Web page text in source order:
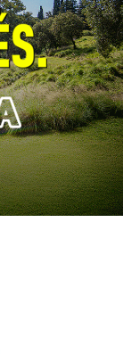
en el interior
mediante los
logró sofocar el
de la morada.
presente en el
años y dos
y
quienes
en su cuerpo